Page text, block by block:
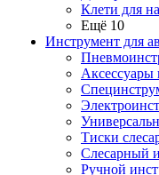
Клети для
Ещё 10
Инструмент для
Аксессуары
Тиски
Слесарный
Ручной